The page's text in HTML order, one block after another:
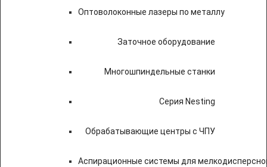
Оптоволоконные лазеры по металлу
Заточное оборудование
Многошпиндельные станки
Серия Nesting
Обрабатывающие центры с ЧПУ
Аспирационные системы для